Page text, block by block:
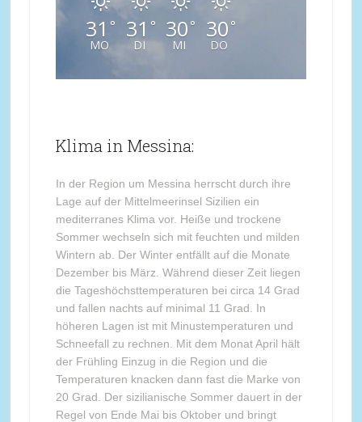
31 °
MO
31 °
DI
30 °
MI
30 °
DO
Klima in Messina:
In der Region um Messina herrscht durch ihre
Lage auf der Mittelmeerinsel Sizilien ein
mediterranes Klima vor. Heiße und trockene
Sommer wechseln sich mit feuchten und milden
Wintern ab. Der Winter entfällt auf die Monate
Dezember bis März. Während dieser Zeit liegen
die Tageshöchsttemperaturen bei circa 14 Grad
und fallen nachts auf minimal 11 Grad. In
höheren Lagen ist mit Minustemperaturen und
Schneefall zu rechnen. Mit dem Monat April hält
der Frühling Einzug in die Region und die
Temperaturen knacken dann fast die Marke von
20 Grad. Der sizilianische Sommer dauert in der
Regel von Ende Mai bis Oktober und bringt